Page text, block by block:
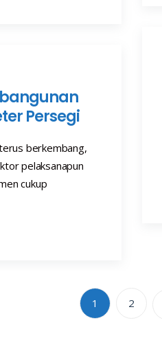
Persegi
berkembang,
pelaksanapun
cukup
1 2